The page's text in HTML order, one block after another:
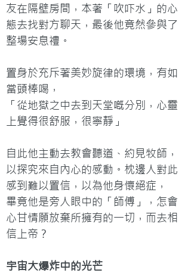
友在隔壁房間，本著「吹吓水」的心
態去找對方聊天，最後他竟然參與了
整場安息禮。
置身於充斥著美妙旋律的環境，有如
當頭棒喝，
「從地獄之中去到天堂嘅分別，心靈
上覺得很舒服，很寧靜」
自此他主動去教會聽道、約見牧師，
以探究來自內心的感動。枕邊人對此
感到難以置信，以為他身懷絕症，
畢竟他是旁人眼中的「師傅」，怎會
心甘情願放棄所擁有的一切，而去相
宇宙大爆炸中的光芒